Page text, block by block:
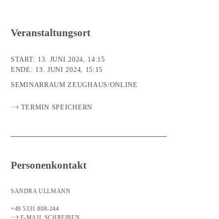
Veranstaltungsort
START: 13. JUNI 2024, 14:15
ENDE: 13. JUNI 2024, 15:15
SEMINARRAUM ZEUGHAUS/ONLINE
TERMIN SPEICHERN
Personenkontakt
SANDRA ULLMANN
+49 5331 808-244